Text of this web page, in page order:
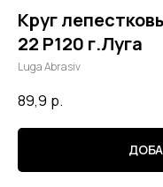
Круг
22 Р120 г.Луга
Luga Abrasiv
89,9 р.